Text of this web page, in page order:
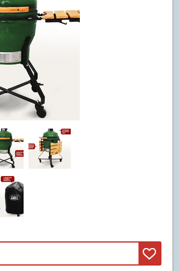
(5)
(5)
комплексы
(67)